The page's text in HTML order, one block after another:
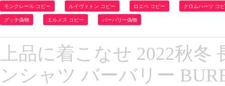
モンクレール コピー ルイヴィトン コピー ロエベ コピー クロムハーツ コ
グッチ偽物 エルメス コピー バーバリー偽物
上品に着こなせ 2022秋
ンシャツ バーバリー